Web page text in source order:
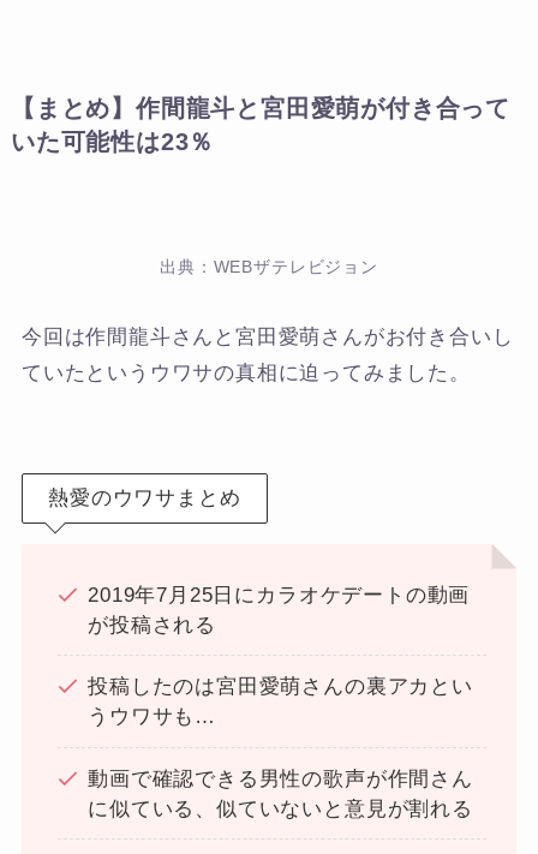
【まとめ】作間龍斗と宮田愛萌が付き合って
いた可能性は23％
出典：WEBザテレビジョン
今回は作間龍斗さんと宮田愛萌さんがお付き合いし
ていたというウワサの真相に迫ってみました。
熱愛のウワサまとめ
2019年7月25日にカラオケデートの動画
が投稿される
投稿したのは宮田愛萌さんの裏アカとい
うウワサも…
動画で確認できる男性の歌声が作間さん
に似ている、似ていないと意見が割れる